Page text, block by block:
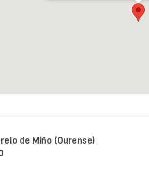
de Miño (Ourense)